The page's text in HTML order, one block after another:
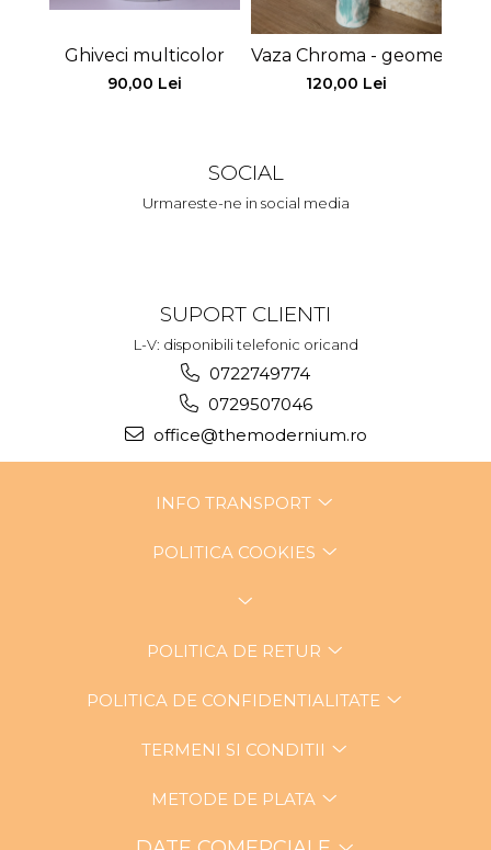
Ghiveci multicolor
90,00 Lei
Vaza Chroma - geometrica
120,00 Lei
SOCIAL
Urmareste-ne in social media
SUPORT CLIENTI
L-V: disponibili telefonic oricand
0722749774
0729507046
office@themodernium.ro
INFO TRANSPORT
POLITICA COOKIES
POLITICA DE RETUR
POLITICA DE CONFIDENTIALITATE
TERMENI SI CONDITII
METODE DE PLATA